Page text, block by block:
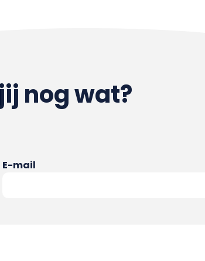
nog wat?
E-mail